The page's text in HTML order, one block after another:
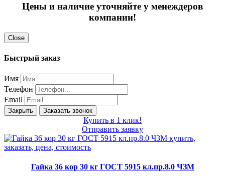
Цены и наличие уточняйте у менеждеров
компании!
Close
Быстрый заказ
Имя
Телефон
Email
Закрыть Заказать звонок
Купить в 1 клик!
Отправить заявку
Гайка 36 кор 30 кг ГОСТ 5915 кл.пр.8.0 ЧЗМ